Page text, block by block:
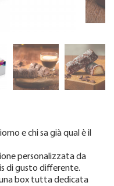
e chi sa già qual è il
personalizzata da
di gusto differente.
box tutta dedicata